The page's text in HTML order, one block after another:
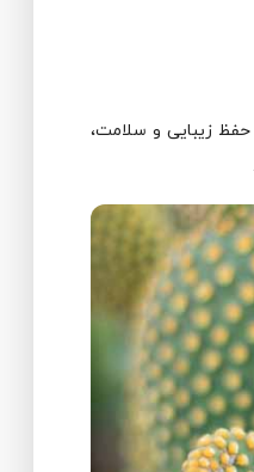
حفظ زیبایی و سلامت،